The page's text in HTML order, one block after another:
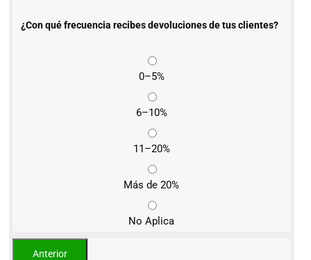
¿Con qué frecuencia recibes devoluciones de tus clientes?
0–5%
6–10%
11–20%
Más de 20%
No Aplica